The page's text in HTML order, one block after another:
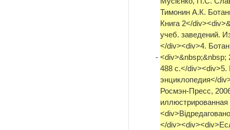
-
Тимонин А.К.
Книга 2</
учеб. заведений.
</div><div>4.
<div>&nbsp;&nbsp;
488 с.</div><div>5.
энциклопедия</
Росмэн-Пресс,
</